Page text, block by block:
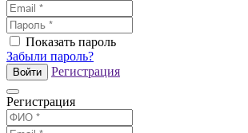
Показать пароль
Забыли пароль?
Войти Регистрация
Регистрация